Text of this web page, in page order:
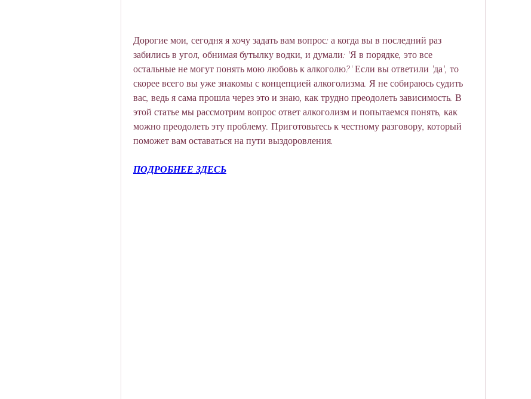
Дорогие мои, сегодня я хочу задать вам вопрос: а когда вы в последний раз
забились в угол, обнимая бутылку водки, и думали: 'Я в порядке, это все
остальные не могут понять мою любовь к алкоголю?' Если вы ответили 'да', то
скорее всего вы уже знакомы с концепцией алкоголизма. Я не собираюсь судить
вас, ведь я сама прошла через это и знаю, как трудно преодолеть зависимость. В
этой статье мы рассмотрим вопрос ответ алкоголизм и попытаемся понять, как
можно преодолеть эту проблему. Приготовьтесь к честному разговору, который
поможет вам оставаться на пути выздоровления.
ПОДРОБНЕЕ ЗДЕСЬ